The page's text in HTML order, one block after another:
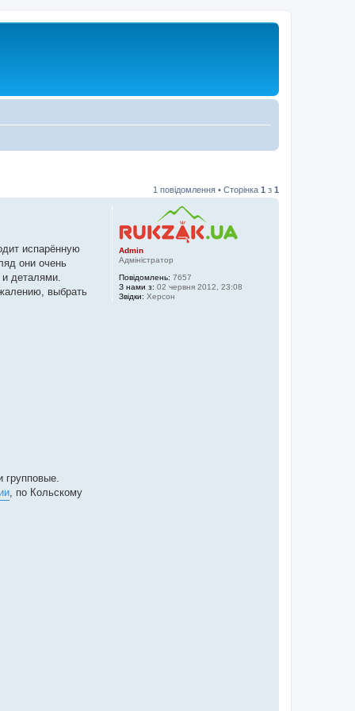
1 повідомлення • Сторінка 1 з 1
Admin
Адміністратор
Повідомлень: 7657
З нами з: 02 червня 2012, 23:08
Звідки: Херсон
испарённую
они очень
деталями.
выбрать
, по Кольскому